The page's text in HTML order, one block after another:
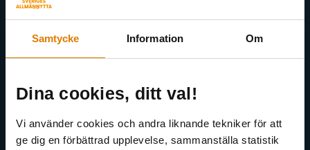
Samtycke Information Om
Dina cookies, ditt val!
Vi använder cookies och andra liknande tekniker för att
ge dig en förbättrad upplevelse, sammanställa statistik
Få senaste nytt direkt i din inkorg
Här kan du välja att prenumerera på våra olika nyhetsbrev och
medlem finns även nyhetsbrev inom olika ämnen.